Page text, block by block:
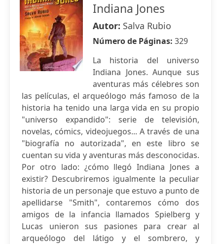
Indiana Jones
Autor: Salva Rubio
Número de Páginas: 329
La historia del universo
Indiana Jones. Aunque sus
aventuras más célebres son
las películas, el arqueólogo más famoso de la
historia ha tenido una larga vida en su propio
"universo expandido": serie de televisión,
novelas, cómics, videojuegos... A través de una
"biografía no autorizada", en este libro se
cuentan su vida y aventuras más desconocidas.
Por otro lado: ¿cómo llegó Indiana Jones a
existir? Descubriremos igualmente la peculiar
historia de un personaje que estuvo a punto de
apellidarse "Smith", contaremos cómo dos
amigos de la infancia llamados Spielberg y
Lucas unieron sus pasiones para crear al
arqueólogo del látigo y el sombrero, y